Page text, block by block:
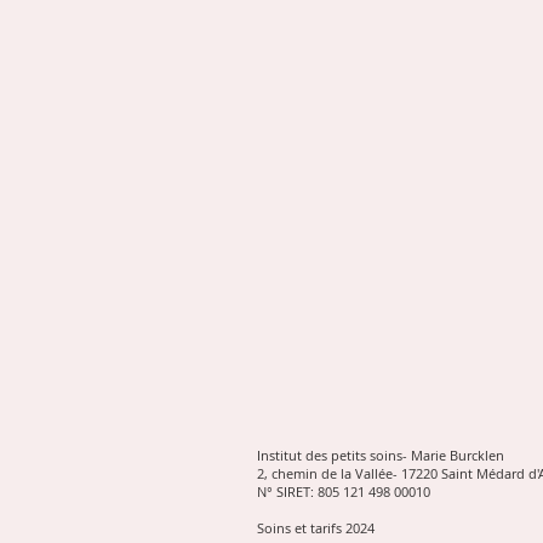
Institut des petits soins- Marie Burcklen
2, chemin de la Vallée- 17220 Saint Médard
N° SIRET: 805 121 498 00010
Soins et tarifs 2024